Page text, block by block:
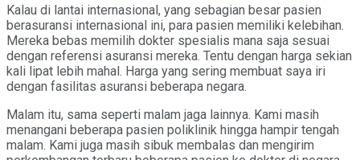
Kalau di lantai internasional, yang sebagian besar pasien
berasuransi internasional ini, para pasien memiliki kelebihan.
Mereka bebas memilih dokter spesialis mana saja sesuai
dengan referensi asuransi mereka. Tentu dengan harga sekian
kali lipat lebih mahal. Harga yang sering membuat saya iri
dengan fasilitas asuransi beberapa negara.
Malam itu, sama seperti malam jaga lainnya. Kami masih
menangani beberapa pasien poliklinik hingga hampir tengah
malam. Kami juga masih sibuk membalas dan mengirim